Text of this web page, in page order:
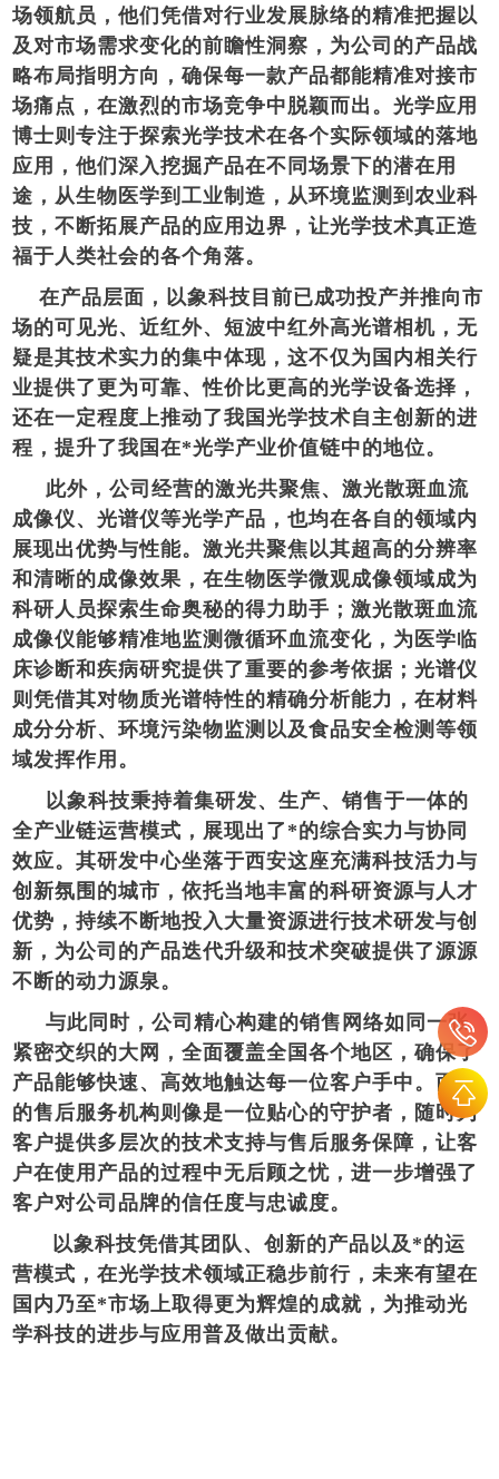
场领航员，他们凭借对行业发展脉络的精准把握以
及对市场需求变化的前瞻性洞察，为公司的产品战
略布局指明方向，确保每一款产品都能精准对接市
场痛点，在激烈的市场竞争中脱颖而出。光学应用
博士则专注于探索光学技术在各个实际领域的落地
应用，他们深入挖掘产品在不同场景下的潜在用
途，从生物医学到工业制造，从环境监测到农业科
技，不断拓展产品的应用边界，让光学技术真正造
福于人类社会的各个角落。
在产品层面，以象科技目前已成功投产并推向市
场的可见光、近红外、短波中红外高光谱相机，无
疑是其技术实力的集中体现，这不仅为国内相关行
业提供了更为可靠、性价比更高的光学设备选择，
还在一定程度上推动了我国光学技术自主创新的进
程，提升了我国在*光学产业价值链中的地位。
此外，公司经营的激光共聚焦、激光散斑血流
成像仪、光谱仪等光学产品，也均在各自的领域内
展现出优势与性能。激光共聚焦以其超高的分辨率
和清晰的成像效果，在生物医学微观成像领域成为
科研人员探索生命奥秘的得力助手；激光散斑血流
成像仪能够精准地监测微循环血流变化，为医学临
床诊断和疾病研究提供了重要的参考依据；光谱仪
则凭借其对物质光谱特性的精确分析能力，在材料
成分分析、环境污染物监测以及食品安全检测等领
域发挥作用。
以象科技秉持着集研发、生产、销售于一体的
全产业链运营模式，展现出了*的综合实力与协同
效应。其研发中心坐落于西安这座充满科技活力与
创新氛围的城市，依托当地丰富的科研资源与人才
优势，持续不断地投入大量资源进行技术研发与创
新，为公司的产品迭代升级和技术突破提供了源源
不断的动力源泉。
与此同时，公司精心构建的销售网络如同一张
紧密交织的大网，全面覆盖全国各个地区，确保了
产品能够快速、高效地触达每一位客户手中。而*
的售后服务机构则像是一位贴心的守护者，随时为
客户提供多层次的技术支持与售后服务保障，让客
户在使用产品的过程中无后顾之忧，进一步增强了
客户对公司品牌的信任度与忠诚度。
以象科技凭借其团队、创新的产品以及*的运
营模式，在光学技术领域正稳步前行，未来有望在
国内乃至*市场上取得更为辉煌的成就，为推动光
学科技的进步与应用普及做出贡献。